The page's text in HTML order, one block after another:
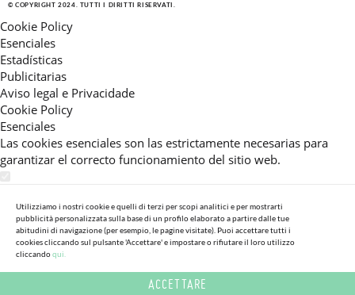
© COPYRIGHT 2024. TUTTI I DIRITTI RISERVATI.
Cookie Policy
Esenciales
Estadísticas
Publicitarias
Aviso legal e Privacidade
Cookie Policy
Esenciales
Las cookies esenciales son las estrictamente necesarias para
garantizar el correcto funcionamiento del sitio web.
Estas cookies nos permiten ofrecerle una experiencia en el sitio
adaptada a su navegación (recomendaciones de producto
personalizadas, énfasis en categorías frecuentemente
consultadas, etc).Al activar esta cookie, nos ayuda a mejorar aún
más su experiencia.
Utilizziamo i nostri cookie e quelli di terzi per scopi analitici e per mostrarti
pubblicità personalizzata sulla base di un profilo elaborato a partire dalle tue
abitudini di navigazione (per esempio, le pagine visitate). Puoi accettare tutti i
cookies cliccando sul pulsante 'Accettare' e impostare o rifiutare il loro utilizzo
cliccandoqui.
ACCETTARE